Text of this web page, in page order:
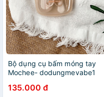
Bộ dụng cụ bấm móng tay
Mochee- dodungmevabe1
135.000 đ